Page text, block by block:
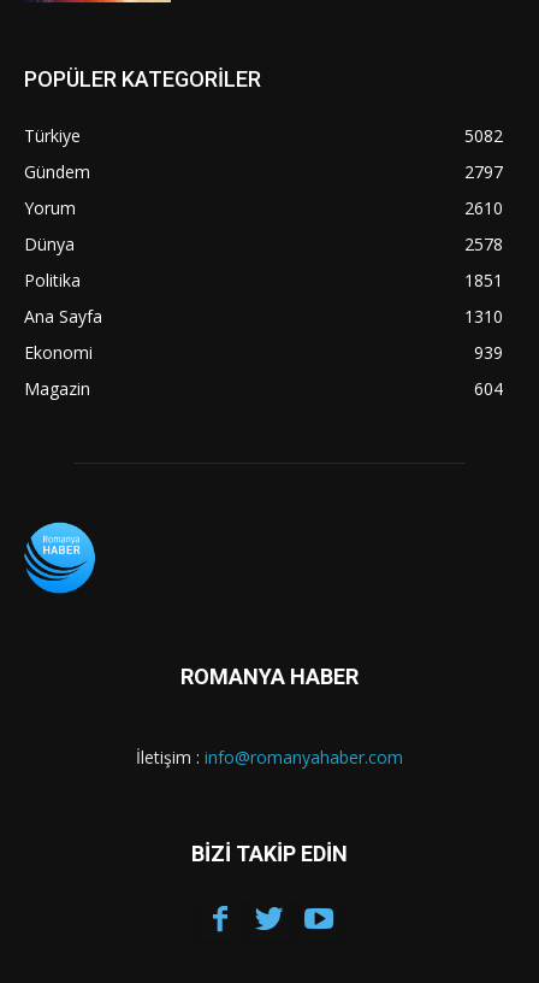
POPÜLER KATEGORİLER
Türkiye
5082
Gündem
2797
Yorum
2610
Dünya
2578
Politika
1851
Ana Sayfa
1310
Ekonomi
939
Magazin
604
ROMANYA HABER
İletişim : info@romanyahaber.com
BİZİ TAKİP EDİN